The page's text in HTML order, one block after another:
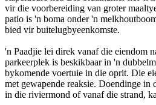
vir die voorbereiding van groter
patio is 'n boma onder 'n
bied vir buitelugbyeenkomste.
'n Paadjie lei direk vanaf die eiendom
parkeerplek is beskikbaar in 'n
bykomende voertuie in die oprit. Die
met gewapende reaksie. Doendinge
in die riviermond of vanaf die strand,